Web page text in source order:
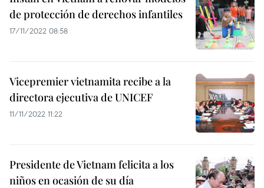
de protección de derechos infantiles
17/11/2022 08:58
Vicepremier vietnamita recibe a la
directora ejecutiva de UNICEF
11/11/2022 11:22
Presidente de Vietnam felicita a los
niños en ocasión de su día